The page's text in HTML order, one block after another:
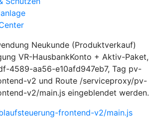
Neukunde (Produktverkauf)
VR-HausbankKonto + Aktiv-Paket,
4589-aa56-e10afd947eb7, Tag pv-
v2 und Route /serviceproxy/pv-
v2/main.js eingeblendet werden.
frontend-v2/main.js